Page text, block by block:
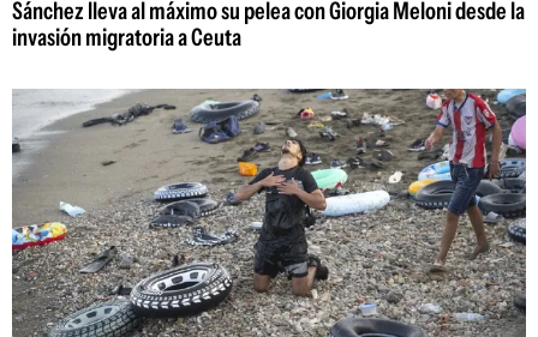
Sánchez lleva al máximo su pelea con Giorgia Meloni desde la
invasión migratoria a Ceuta